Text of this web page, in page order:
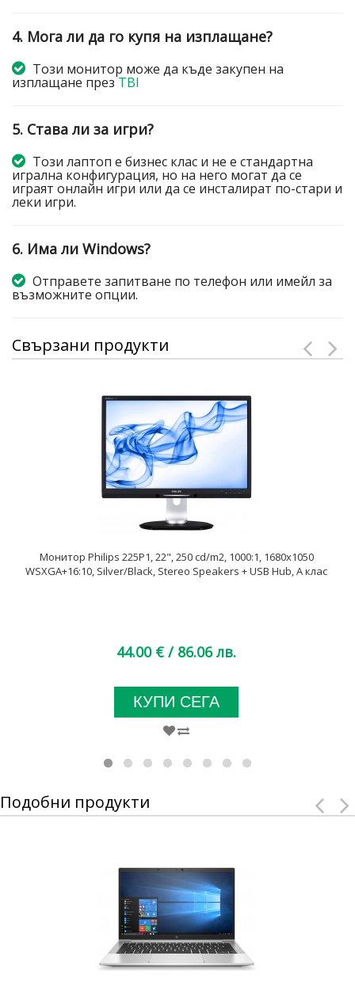
4. Мога ли да го купя на изплащане?
Този монитор може да къде закупен на
изплащане презTBI
5. Става ли за игри?
Този лаптоп е бизнес клас и не е стандартна
игрална конфигурация, но на него могат да се
играят онлайн игри или да се инсталират по-стари и
леки игри.
6. Има ли Windows?
Отправете запитване по телефон или имейл за
възможните опции.
Свързани продукти
Монитор Philips 225P1, 22", 250 cd/m2, 1000:1, 1680x1050
WSXGA+16:10, Silver/Black, Stereo Speakers + USB Hub, А клас
44.00 € / 86.06 лв.
КУПИ СЕГА
Подобни продукти